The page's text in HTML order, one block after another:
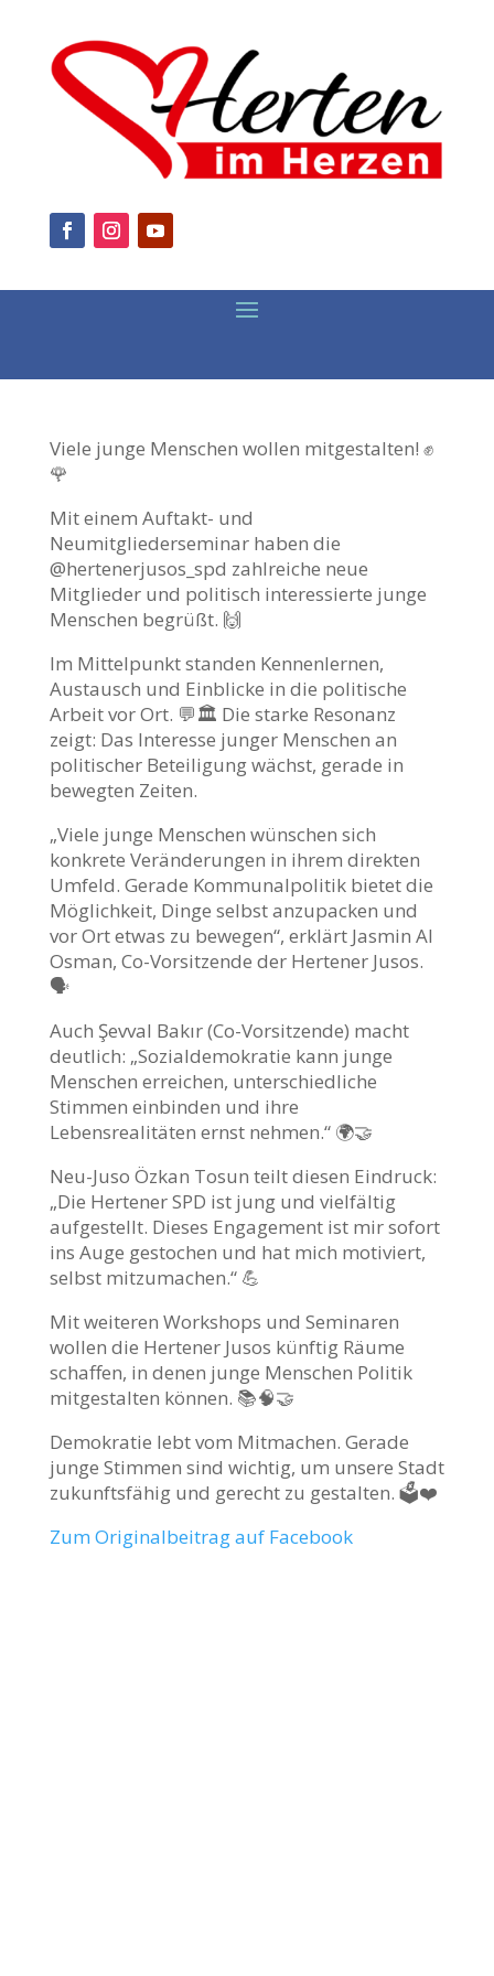
Viele junge Menschen wollen mitgestalten! ✊
🌹
Mit einem Auftakt- und
Neumitgliederseminar haben die
@hertenerjusos_spd zahlreiche neue
Mitglieder und politisch interessierte junge
Menschen begrüßt. 🙌
Im Mittelpunkt standen Kennenlernen,
Austausch und Einblicke in die politische
Arbeit vor Ort. 💬🏛️ Die starke Resonanz
zeigt: Das Interesse junger Menschen an
politischer Beteiligung wächst, gerade in
bewegten Zeiten.
„Viele junge Menschen wünschen sich
konkrete Veränderungen in ihrem direkten
Umfeld. Gerade Kommunalpolitik bietet die
Möglichkeit, Dinge selbst anzupacken und
vor Ort etwas zu bewegen“, erklärt Jasmin Al
Osman, Co-Vorsitzende der Hertener Jusos.
🗣️
Auch Şevval Bakır (Co-Vorsitzende) macht
deutlich: „Sozialdemokratie kann junge
Menschen erreichen, unterschiedliche
Stimmen einbinden und ihre
Lebensrealitäten ernst nehmen.“ 🌍🤝
Neu-Juso Özkan Tosun teilt diesen Eindruck:
„Die Hertener SPD ist jung und vielfältig
aufgestellt. Dieses Engagement ist mir sofort
ins Auge gestochen und hat mich motiviert,
selbst mitzumachen.“ 💪
Mit weiteren Workshops und Seminaren
wollen die Hertener Jusos künftig Räume
schaffen, in denen junge Menschen Politik
mitgestalten können. 📚🧠🤝
Demokratie lebt vom Mitmachen. Gerade
junge Stimmen sind wichtig, um unsere Stadt
zukunftsfähig und gerecht zu gestalten. 🗳️❤️
Zum Originalbeitrag auf Facebook